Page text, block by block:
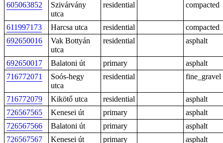
605063852
Szivárvány
utca
residential compacted
611997173 Harcsa utca residential
compacted
692650016
Vak Bottyán
utca
residential asphalt
692650017 Balatoni út primary
asphalt
716772071
Soós-hegy
utca
residential fine_gravel
716772079 Kikötő utca residential
asphalt
726567565
Kenesei út primary
asphalt
726567566
Balatoni út primary
asphalt
726567567
Kenesei út primary
asphalt